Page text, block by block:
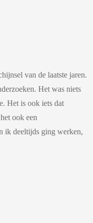
van de laatste jaren.
Het was niets
Het is ook iets dat
ook een
ik deeltijds ging werken,